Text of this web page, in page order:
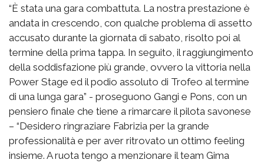
“È stata una gara combattuta. La nostra prestazione è
andata in crescendo, con qualche problema di assetto
accusato durante la giornata di sabato, risolto poi al
termine della prima tappa. In seguito, il raggiungimento
della soddisfazione più grande, ovvero la vittoria nella
Power Stage ed il podio assoluto di Trofeo al termine
di una lunga gara” - proseguono Gangi e Pons, con un
pensiero finale che tiene a rimarcare il pilota savonese
– “Desidero ringraziare Fabrizia per la grande
professionalità e per aver ritrovato un ottimo feeling
insieme. A ruota tengo a menzionare il team Gima